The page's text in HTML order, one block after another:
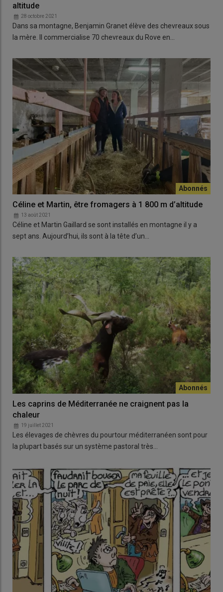
altitude
28 octobre 2021
Dans sa montagne, Benjamin Granet élève des chevreaux sous
la mère. Il commercialise 70 chevreaux du Rove en…
Céline et Martin, être fromagers à 1 800 m d’altitude
13 août 2021
Céline et Martin Gaillard se sont installés en montagne il y a
sept ans. Aujourd’hui, ils sont à la tête d’un…
Les caprins de Méditerranée ne craignent pas la
chaleur
19 juillet 2021
Les élevages de chèvres du pourtour méditerranéen sont pour
la plupart basés sur un système pastoral très…